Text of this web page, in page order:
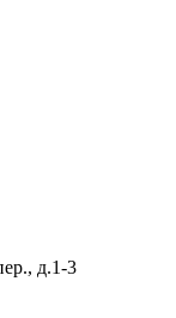
д.1-3